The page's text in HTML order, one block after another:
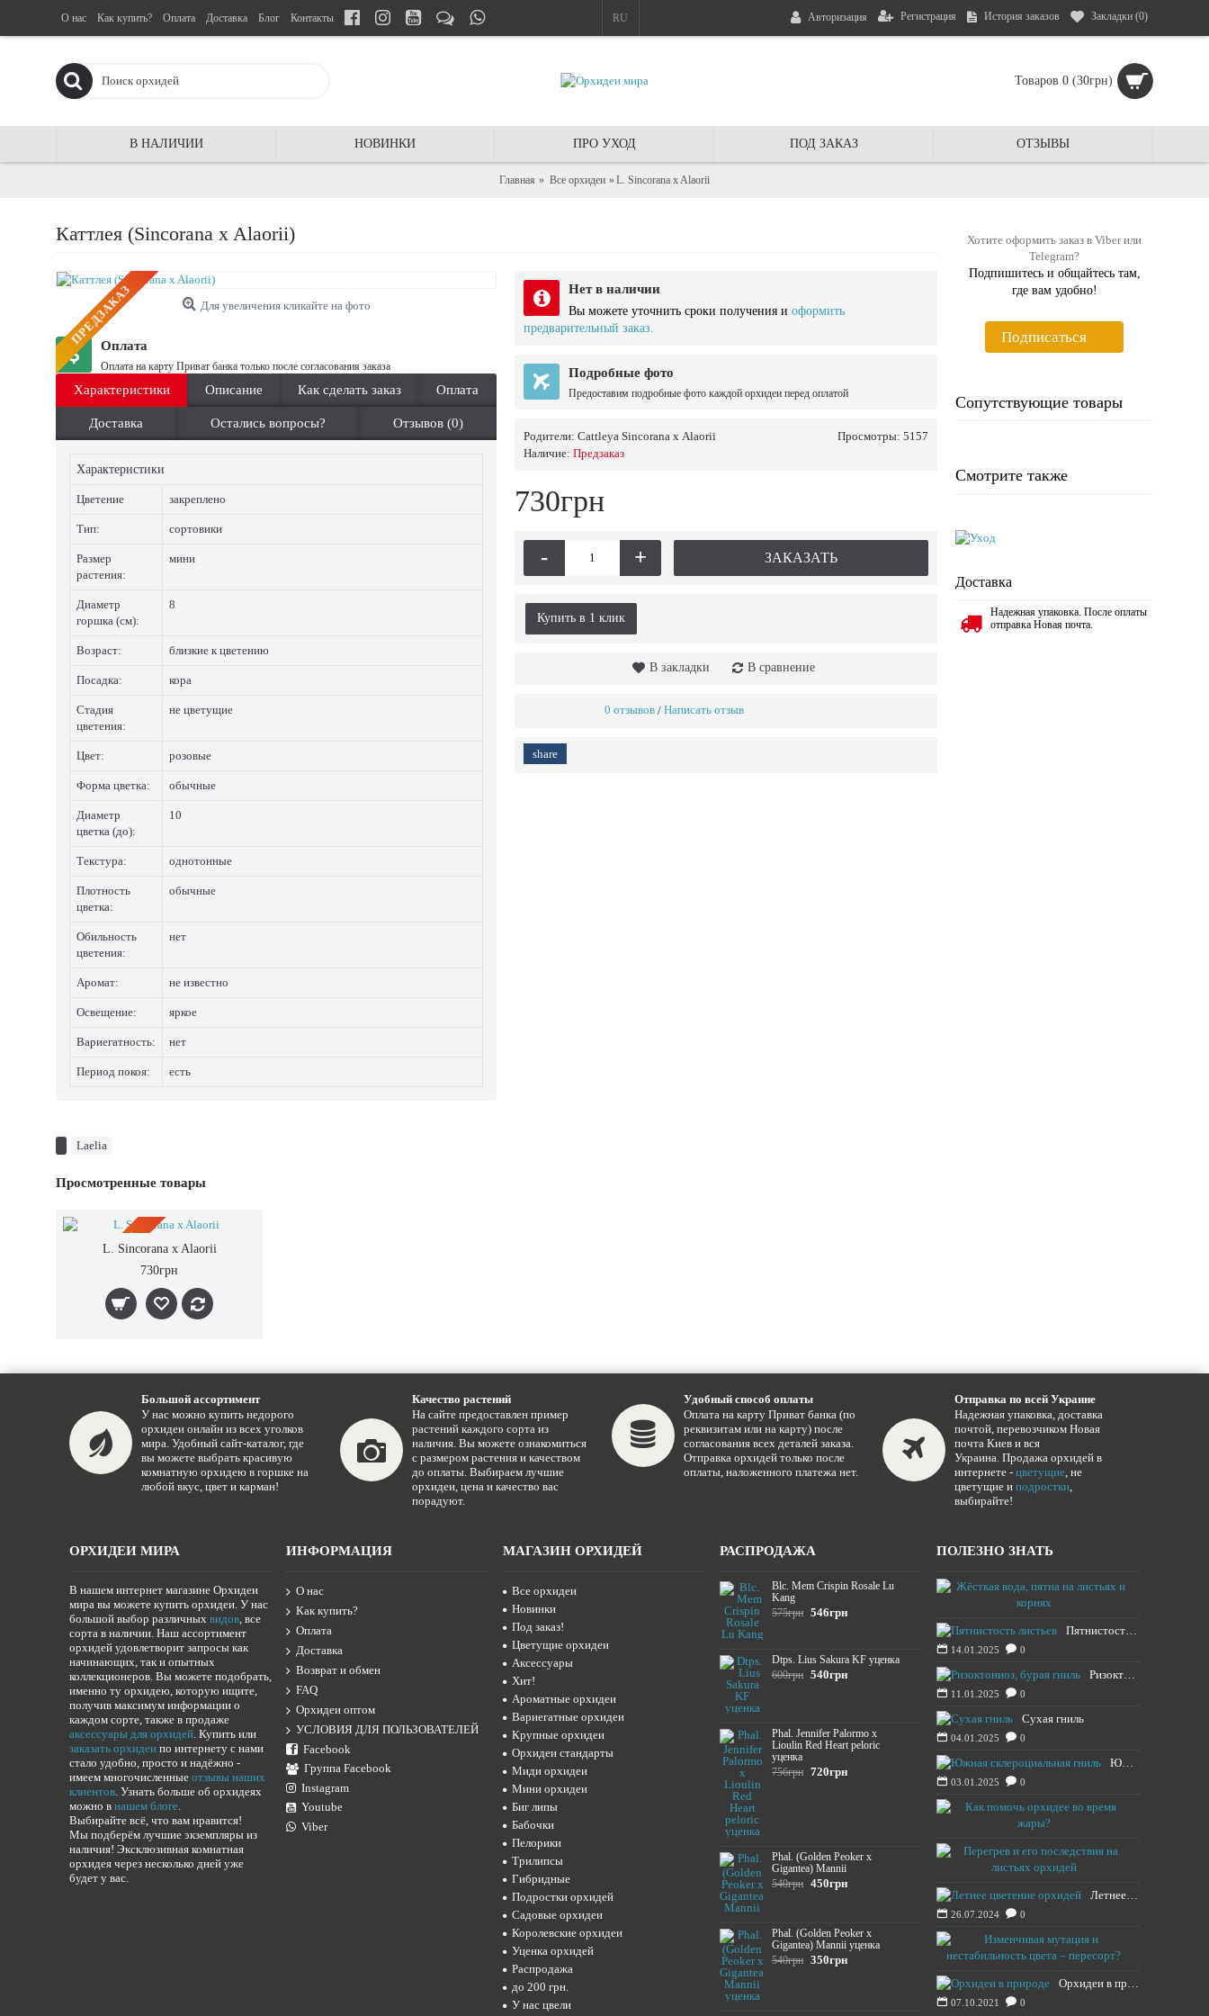
О нас Как купить? Оплата Доставка Блог Контакты RU Авторизация Регистрация История заказов Закладки (0)
Товаров 0 (30грн)
В НАЛИЧИИ НОВИНКИ ПРО УХОД ПОД ЗАКАЗ ОТЗЫВЫ
Главная Все орхидеи L. Sincorana x Alaorii
Хотите оформить заказ в Viber или
Telegram?
Подпишитесь и общайтесь там,
где вам удобно!
Подписаться
Сопутствующие товары
Смотрите также
Доставка
Надежная упаковка. После оплаты
отправка Новая почта.
Каттлея (Sincorana x Alaorii)
ПРЕДЗАКАЗ Для увеличения кликайте на фото
Оплата
Оплата на карту Приват банка только после согласования заказа
Характеристики Описание Как сделать заказ Оплата
Доставка Остались вопросы? Отзывов (0)
Характеристики
Цветение закреплено
Тип: сортовики
Размер
растения:
мини
Диаметр
горшка (см):
8
Возраст: близкие к цветению
Посадка: кора
Стадия
цветения:
не цветущие
Цвет: розовые
Форма цветка: обычные
Диаметр
цветка (до):
10
Текстура: однотонные
Плотность
цветка:
обычные
Обильность
цветения:
нет
Аромат: не известно
Освещение: яркое
Вариегатность: нет
Период покоя: есть
Нет в наличии
Вы можете уточнить сроки получения и оформить
предварительный заказ.
Подробные фото
Предоставим подробные фото каждой орхидеи перед оплатой
Просмотры: 5157
Родители: Cattleya Sincorana х Alaorii
Наличие: Предзаказ
730грн
- + ЗАКАЗАТЬ
Купить в 1 клик
В закладки В сравнение
0 отзывов / Написать отзыв
share
Laelia
Просмотренные товары
ПРЕДЗАКАЗ
L. Sincorana x Alaorii
730грн
Большой ассортимент
У нас можно купить недорого
орхидеи онлайн из всех уголков
мира. Удобный сайт-каталог, где
вы можете выбрать красивую
комнатную орхидею в горшке на
любой вкус, цвет и карман!
Качество растений
На сайте предоставлен пример
растений каждого сорта из
наличия. Вы можете ознакомиться
с размером растения и качеством
до оплаты. Выбираем лучшие
орхидеи, цена и качество вас
порадуют.
Удобный способ оплаты
Оплата на карту Приват банка (по
реквизитам или на карту) после
согласования всех деталей заказа.
Отправка орхидей только после
оплаты, наложенного платежа нет.
Отправка по всей Украине
Надежная упаковка, доставка
почтой, перевозчиком Новая
почта Киев и вся
Украина. Продажа орхидей в
интернете - цветущие, не
цветущие и подростки,
выбирайте!
ОРХИДЕИ МИРА
В нашем интернет магазине Орхидеи
мира вы можете купить орхидеи. У нас
большой выбор различных видов, все
сорта в наличии. Наш ассортимент
орхидей удовлетворит запросы как
начинающих, так и опытных
коллекционеров. Вы можете подобрать,
именно ту орхидею, которую ищите,
получив максимум информации о
каждом сорте, также в продаже
аксессуары для орхидей. Купить или
заказать орхидеи по интернету с нами
стало удобно, просто и надёжно -
имеем многочисленные отзывы наших
клиентов. Узнать больше об орхидеях
можно в нашем блоге.
Выбирайте всё, что вам нравится!
Мы подберём лучшие экземпляры из
наличия! Эксклюзивная комнатная
орхидея через несколько дней уже
будет у вас.
ИНФОРМАЦИЯ
О нас
Как купить?
Оплата
Доставка
Возврат и обмен
FAQ
Орхидеи оптом
УСЛОВИЯ ДЛЯ ПОЛЬЗОВАТЕЛЕЙ
Facebook
Группа Facebook
Instagram
Youtube
Viber
МАГАЗИН ОРХИДЕЙ
Все орхидеи
Новинки
Под заказ!
Цветущие орхидеи
Аксессуары
Хит!
Ароматные орхидеи
Вариегатные орхидеи
Крупные орхидеи
Орхидеи стандарты
Миди орхидеи
Мини орхидеи
Биг липы
Бабочки
Пелорики
Трилипсы
Гибридные
Подростки орхидей
Садовые орхидеи
Королевские орхидеи
Уценка орхидей
Распродажа
до 200 грн.
У нас цвели
РАСПРОДАЖА
Blc. Mem Crispin Rosale Lu
Kang
575грн 546грн
Dtps. Lius Sakura KF уценка
600грн 540грн
Phal. Jennifer Palormo x
Lioulin Red Heart peloric
уценка
756грн 720грн
Phal. (Golden Peoker x
Gigantea) Mannii
540грн 450грн
Phal. (Golden Peoker x
Gigantea) Mannii уценка
540грн 350грн
ПОЛЕЗНО ЗНАТЬ
Пятнистость листьев
14.01.2025 0
Ризоктониоз, бурая гниль
11.01.2025 0
Сухая гниль
04.01.2025 0
Южная склероциальная гниль
03.01.2025 0
Летнее цветение орхидей
26.07.2024 0
Орхидеи в природе
07.10.2021 0